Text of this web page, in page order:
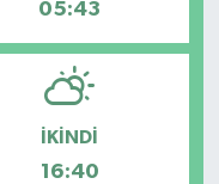
05:43
İKINDI
16:40